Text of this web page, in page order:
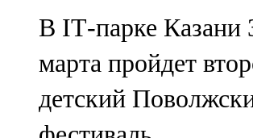
102,1 FM
Мамадыш
106,2 FM
В IТ-парке Казани
марта пройдет
детский